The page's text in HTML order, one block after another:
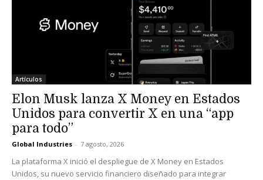
Artículos
Elon Musk lanza X Money en Estados
Unidos para convertir X en una “app
para todo”
Global Industries - 7 agosto, 2026
La plataforma X inició el despliegue de X Money en Estados
Unidos, su nuevo servicio financiero diseñado para integrar